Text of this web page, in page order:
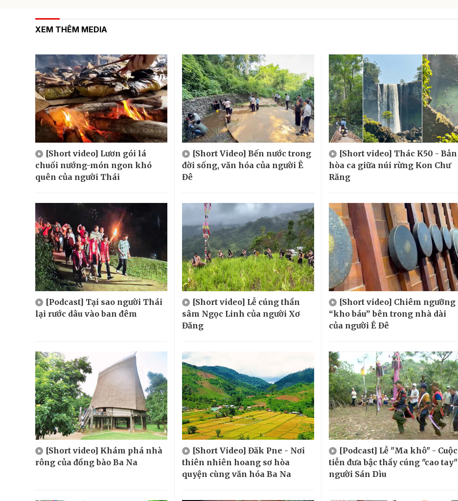
XEM THÊM MEDIA
[Short video] Lươn gói lá
chuối nướng-món ngon khó
quên của người Thái
[Short Video] Bến nước trong
đời sống, văn hóa của người Ê
Đê
[Short video] Thác K50 - Bản
hòa ca giữa núi rừng Kon Chư
Răng
[Podcast] Tại sao người Thái
lại rước dâu vào ban đêm
[Short video] Lễ cúng thần
sâm Ngọc Linh của người Xơ
Đăng
[Short video] Chiêm ngưỡng
“kho báu” bên trong nhà dài
của người Ê Đê
[Short video] Khám phá nhà
rông của đồng bào Ba Na
[Short Video] Đăk Pne - Nơi
thiên nhiên hoang sơ hòa
quyện cùng văn hóa Ba Na
[Podcast] Lễ "Ma khô" - Cuộc
tiễn đưa bậc thầy cúng "cao tay"
người Sán Dìu